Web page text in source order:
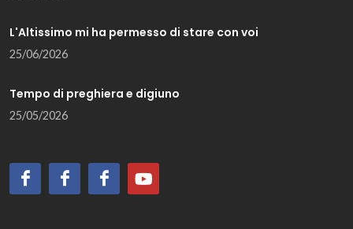
L'Altissimo mi ha permesso di stare con voi
25/06/2026
Tempo di preghiera e digiuno
25/05/2026